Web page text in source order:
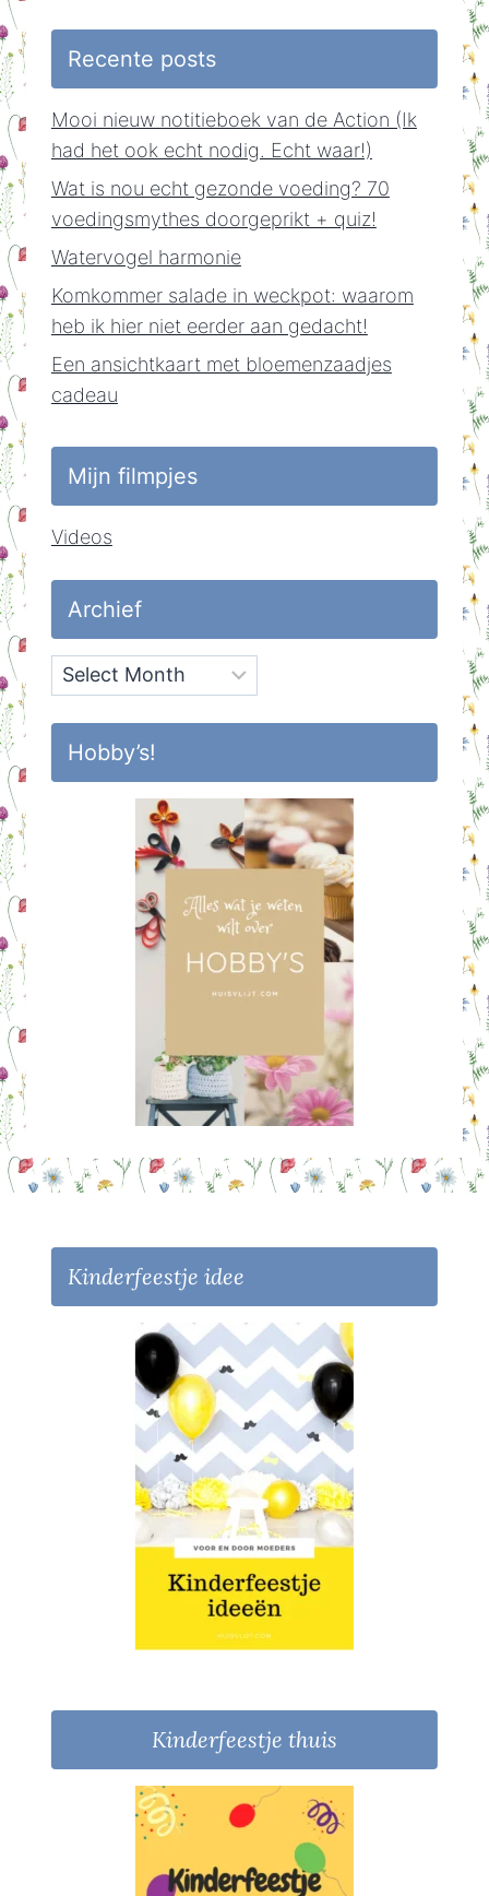
Recente posts
Mooi nieuw notitieboek van de Action (Ik
had het ook echt nodig. Echt waar!)
Wat is nou echt gezonde voeding? 70
voedingsmythes doorgeprikt + quiz!
Watervogel harmonie
Komkommer salade in weckpot: waarom
heb ik hier niet eerder aan gedacht!
Een ansichtkaart met bloemenzaadjes
cadeau
Mijn filmpjes
Videos
Archief
Archief
Hobby’s!
Kinderfeestje idee
Kinderfeestje thuis